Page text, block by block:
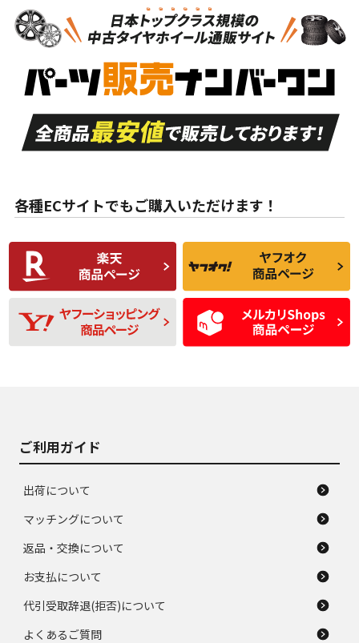
S
品）
S
新車外し品（新古
付き
A
走行距離も少なく、
目立つ傷もほとんど
ない中古品
A
走行距離も少なく、
非常に状態の良い中
古品
な中古品
んどない中古品
C
比較的きれいな中古
品
C
られるが、使用に問
題のない中古品
D
使用感や目立つ傷が
あり、一般的な中古
品
D
残り溝も少なく、偏
磨耗がみられ、短期
間使用できるくらい
の中古品
各種ECサイトでもご購入いただけます！
ご利用ガイド
出荷について
マッチングについて
返品・交換について
お支払について
代引受取辞退(拒否)について
よくあるご質問